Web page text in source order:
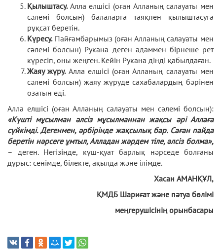
Қылыштасу.Алла елшісі (оған Алланың салауаты мен
сәлемі болсын) балаларға таяқпен қылыштасуға
рұқсат беретін.
Күресу.Пайғамбарымыз (оған Алланың салауаты мен
сәлемі болсын) Рукана деген адаммен бірнеше рет
күресіп, оны жеңген. Кейін Рукана дінді қабылдаған.
Жаяу жүру.Алла елшісі (оған Алланың салауаты мен
сәлемі болсын) жаяу жүруде сахабалардың бәрінен
озатын еді.
Алла елшісі (оған Алланың салауаты мен сәлемі болсын):
«Күшті мұсылман әлсіз мұсылманнан жақсы әрі Аллаға
сүйкімді. Дегенмен, әрбірінде жақсылық бар. Саған пайда
беретін нәрсеге ұмтыл, Алладан жәрдем тіле, әлсіз болма»,
– деген. Негізінде, күш-қуат барлық нәрседе болғаны
дұрыс: сенімде, білекте, ақылда және ілімде.
Хасан АМАНҚҰЛ,
ҚМДБ Шариғат және пәтуа бөлімі
меңгерушісінің орынбасары